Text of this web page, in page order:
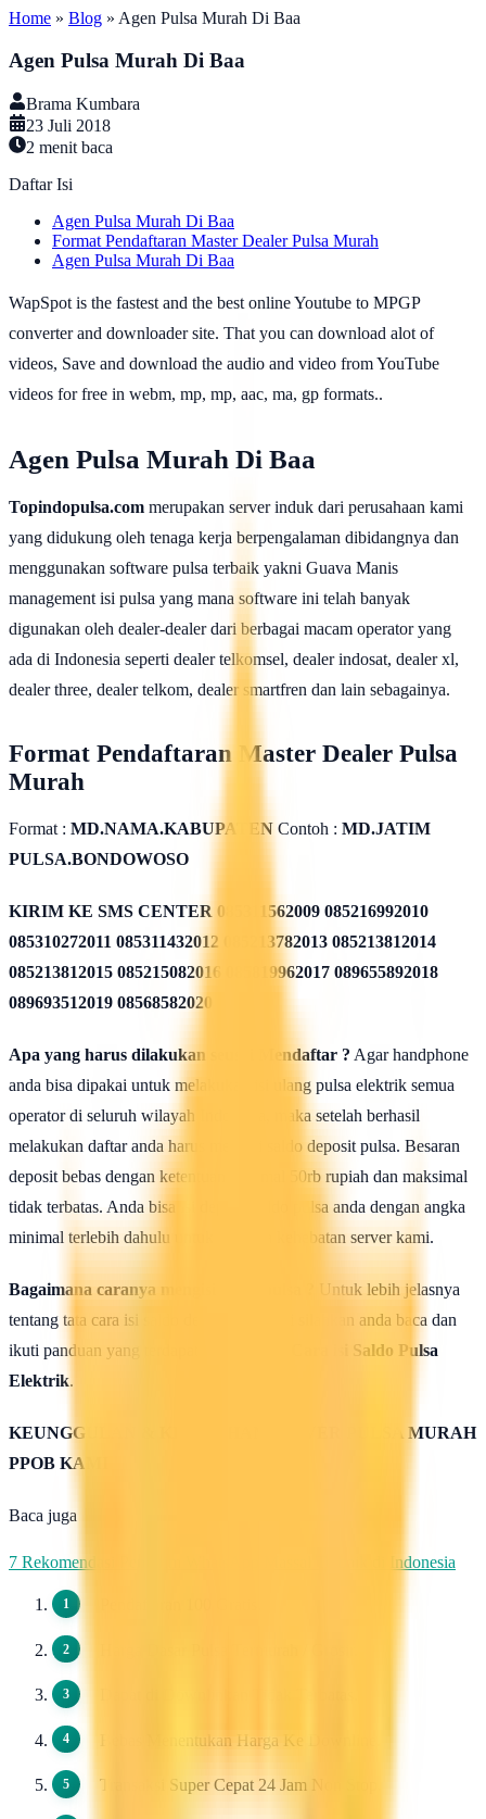
Home » Blog » Agen Pulsa Murah Di Baa
Agen Pulsa Murah Di Baa
Brama Kumbara
23 Juli 2018
2 menit baca
Daftar Isi
Agen Pulsa Murah Di Baa
Format Pendaftaran Master Dealer Pulsa Murah
Agen Pulsa Murah Di Baa
WapSpot is the fastest and the best online Youtube to MPGP
converter and downloader site. That you can download alot of
videos, Save and download the audio and video from YouTube
videos for free in webm, mp, mp, aac, ma, gp formats..
Agen Pulsa Murah Di Baa
Topindopulsa.com merupakan server induk dari perusahaan kami
yang didukung oleh tenaga kerja berpengalaman dibidangnya dan
menggunakan software pulsa terbaik yakni Guava Manis
management isi pulsa yang mana software ini telah banyak
digunakan oleh dealer-dealer dari berbagai macam operator yang
ada di Indonesia seperti dealer telkomsel, dealer indosat, dealer xl,
dealer three, dealer telkom, dealer smartfren dan lain sebagainya.
Format Pendaftaran Master Dealer Pulsa
Murah
Format : MD.NAMA.KABUPATEN Contoh : MD.JATIM
PULSA.BONDOWOSO
KIRIM KE SMS CENTER 085311562009 085216992010
085310272011 085311432012 085213782013 085213812014
085213812015 085215082016 085819962017 089655892018
089693512019 08568582020
Apa yang harus dilakukan seusai Mendaftar ? Agar handphone
anda bisa dipakai untuk melakukan isi ulang pulsa elektrik semua
operator di seluruh wilayah Indonesia, maka setelah berhasil
melakukan daftar anda harus mengisi saldo deposit pulsa. Besaran
deposit bebas dengan ketentuan minimal 50rb rupiah dan maksimal
tidak terbatas. Anda bisa isi deposit saldo pulsa anda dengan angka
minimal terlebih dahulu untuk uji coba kehebatan server kami.
Bagaimana caranya mengisi saldo pulsa ?
Untuk lebih jelasnya
tentang tata cara isi saldo deposit pulsa ini silahkan anda baca dan
ikuti panduan yang terdapat di halaman :
Cara isi Saldo Pulsa
Elektrik.
KEUNGGULAN & KELEBIHAN SERVER PULSA MURAH
PPOB KAMI
Baca juga
7 Rekomendasi Pengirim WhatsApp Massal Terbaik di Indonesia
Bebas Menentukan Harga Ke Downline.
Transaksi Super Cepat 24 Jam Non Stop.